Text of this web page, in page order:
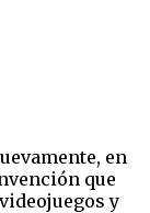
en
que
y